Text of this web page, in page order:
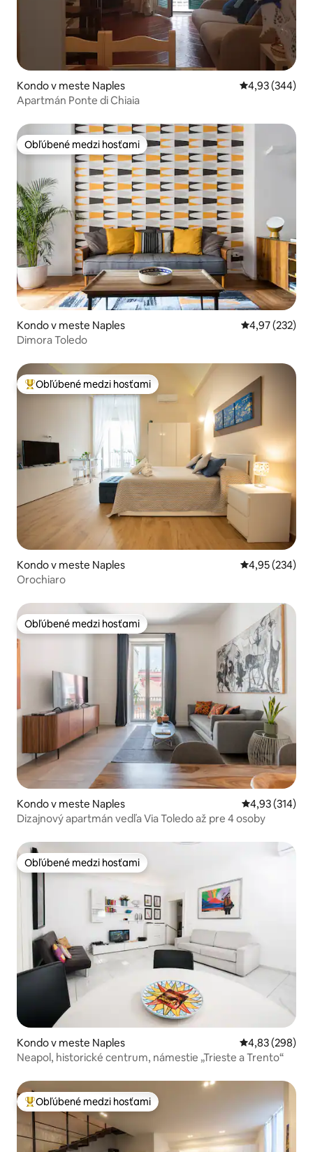
Kondo v meste Naples Priemerné
4,93 (344)
Apartmán Ponte di Chiaia
Obľúbené medzi hosťami
Obľúbené medzi hosťami
Kondo v meste Naples Priemerné
4,97 (232)
Dimora Toledo
Najobľúbenejšie medzi hosťami
Obľúbené medzi hosťami
Kondo v meste Naples Priemerné
4,95 (234)
Orochiaro
Obľúbené medzi hosťami
Obľúbené medzi hosťami
Kondo v meste Naples Priemerné
4,93 (314)
Dizajnový apartmán vedľa Via Toledo až pre 4 osoby
Obľúbené medzi hosťami
Obľúbené medzi hosťami
Kondo v meste Naples Priemerné
4,83 (298)
Neapol, historické centrum, námestie „Trieste a Trento“
Najobľúbenejšie medzi hosťami
Obľúbené medzi hosťami